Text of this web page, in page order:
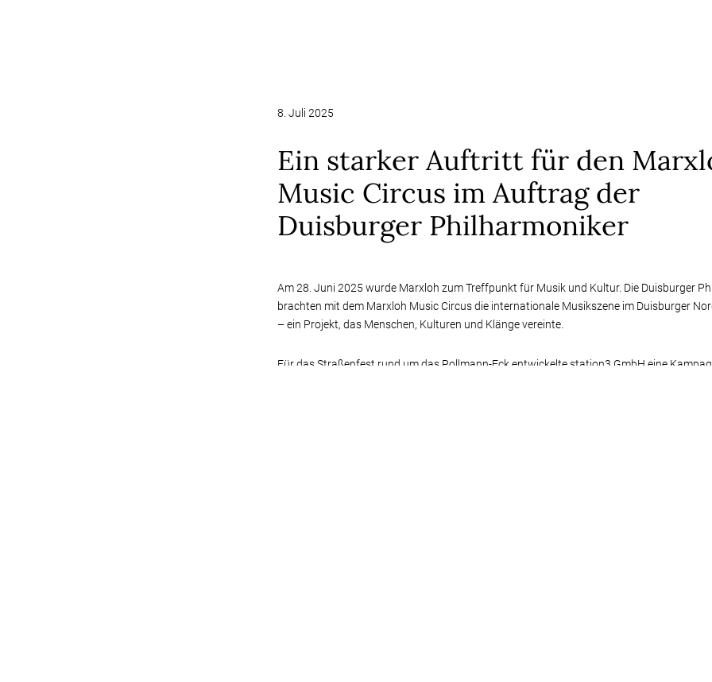
8. Juli 2025
Ein starker Auftritt für den
Music Circus im Auftrag der
Duisburger Philharmoniker
Am 28. Juni 2025 wurde Marxloh zum Treffpunkt für Musik und Kultur. Die Duisburger
brachten mit dem Marxloh Music Circus die internationale Musikszene im Duisburger
– ein Projekt, das Menschen, Kulturen und Klänge vereinte.
Für das Straßenfest rund um das Pollmann-Eck entwickelte station3 GmbH eine